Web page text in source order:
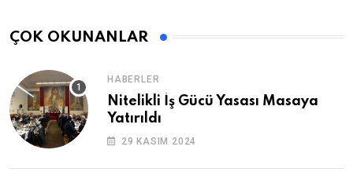
ÇOK OKUNANLAR
HABERLER
Nitelikli İş Gücü Yasası Masaya
Yatırıldı
29 KASIM 2024